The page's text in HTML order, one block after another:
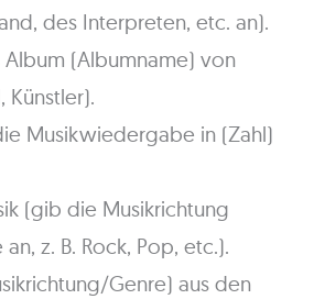
des Interpreten, etc. an).
(Albumname) von
Künstler).
Musikwiedergabe in (Zahl)
(gib die Musikrichtung
z. B. Rock, Pop, etc.).
Genre) aus den